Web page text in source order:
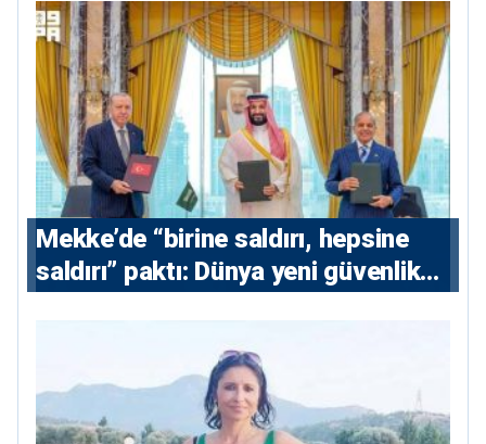
Mekke’de “birine saldırı, hepsine
saldırı” paktı: Dünya yeni güvenlik